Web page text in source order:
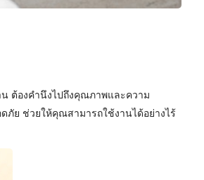
ต้องคำนึงไปถึงคุณภาพและความ
ภัย ช่วยให้คุณสามารถใช้งานได้อย่างไร้